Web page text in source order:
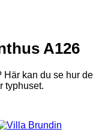
A126
kan du se hur de
typhuset.